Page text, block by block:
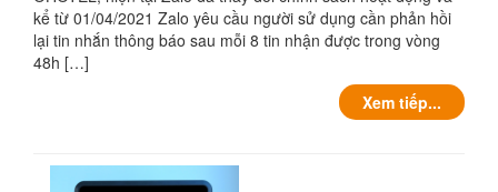
kể từ 01/04/2021 Zalo yêu cầu người sử dụng cần phản hồi
lại tin nhắn thông báo sau mỗi 8 tin nhận được trong vòng
48h […]
Xem tiếp...